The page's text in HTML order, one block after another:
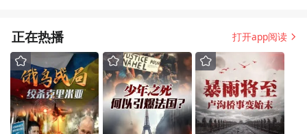
正在热播 打开app阅读